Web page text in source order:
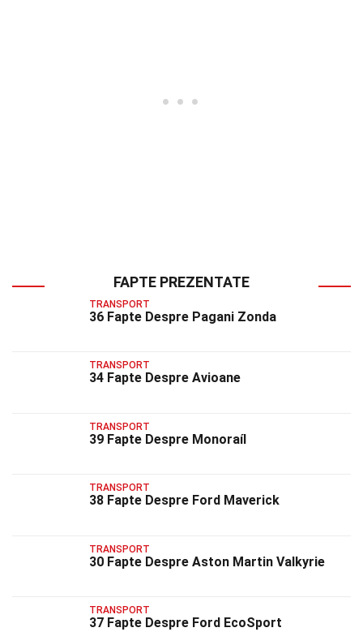
FAPTE PREZENTATE
TRANSPORT
36 Fapte Despre Pagani Zonda
TRANSPORT
34 Fapte Despre Avioane
TRANSPORT
39 Fapte Despre Monoraíl
TRANSPORT
38 Fapte Despre Ford Maverick
TRANSPORT
30 Fapte Despre Aston Martin Valkyrie
TRANSPORT
37 Fapte Despre Ford EcoSport